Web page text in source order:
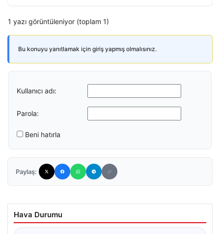
1 yazı görüntüleniyor (toplam 1)
Bu konuyu yanıtlamak için giriş yapmış olmalısınız.
Kullanıcı adı:
Parola:
Beni hatırla
Paylaş:
Hava Durumu